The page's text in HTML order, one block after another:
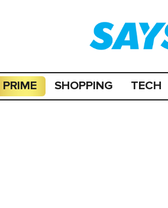
PRIME SHOPPING TECH